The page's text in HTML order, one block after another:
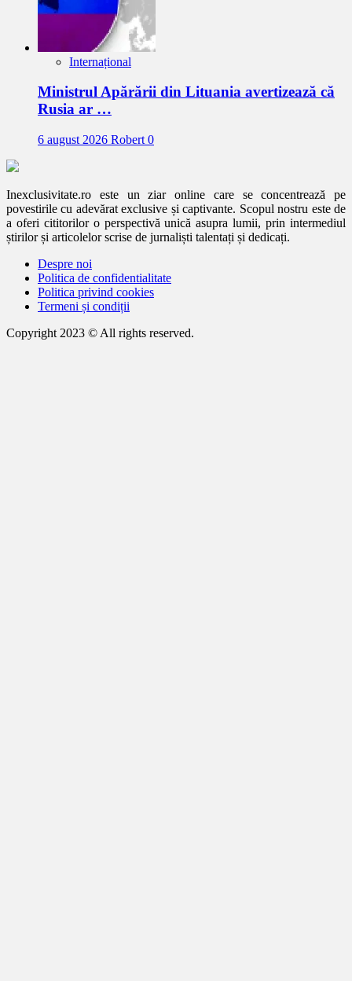
Internațional
Ministrul Apărării din Lituania avertizează că
Rusia ar …
6 august 2026 Robert 0
Inexclusivitate.ro este un ziar online care se concentrează pe
povestirile cu adevărat exclusive și captivante. Scopul nostru este de
a oferi cititorilor o perspectivă unică asupra lumii, prin intermediul
știrilor și articolelor scrise de jurnaliști talentați și dedicați.
Despre noi
Politica de confidentialitate
Politica privind cookies
Termeni și condiții
Copyright 2023 © All rights reserved.